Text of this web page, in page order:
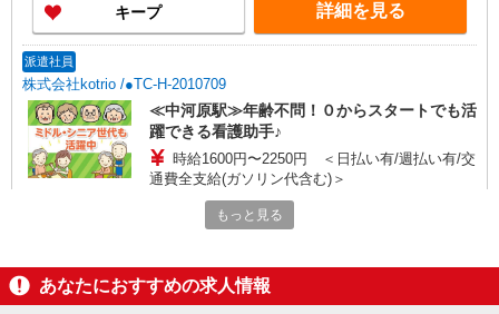
キープ 詳細を見る
派遣社員
株式会社kotrio /●TC-H-2010709
≪中河原駅≫年齢不問！０からスタートでも活
躍できる看護助手♪
時給1600円〜2250円 ＜日払い有/週払い有/交
通費全支給(ガソリン代含む)＞
府中市
派遣社員
もっと見る
あなたにおすすめの求人情報